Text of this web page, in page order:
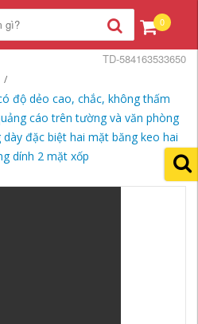
0
độ dẻo cao, chắc, không thấm
cáo trên tường và văn phòng
đặc biệt hai mặt băng keo hai
dính 2 mặt xốp
TD-584163533650